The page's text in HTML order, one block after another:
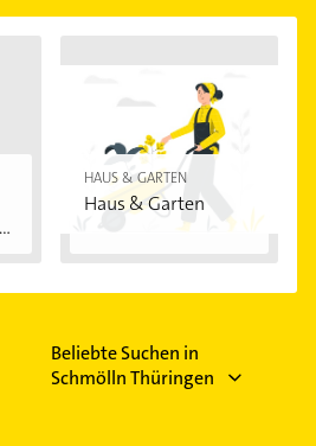
HAUS & GARTEN
Haus & Garten
Beliebte Suchen in
Schmölln Thüringen